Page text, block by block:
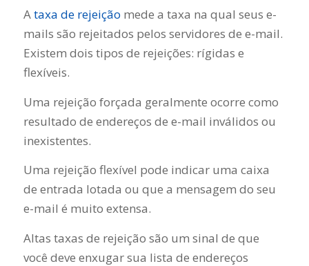
Ataxa de rejeição mede a taxa na qual seus e-
mails são rejeitados pelos servidores de e-mail.
Existem dois tipos de rejeições: rígidas e
flexíveis.
Uma rejeição forçada geralmente ocorre como
resultado de endereços de e-mail inválidos ou
inexistentes.
Uma rejeição flexível pode indicar uma caixa
de entrada lotada ou que a mensagem do seu
e-mail é muito extensa.
Altas taxas de rejeição são um sinal de que
você deve enxugar sua lista de endereços